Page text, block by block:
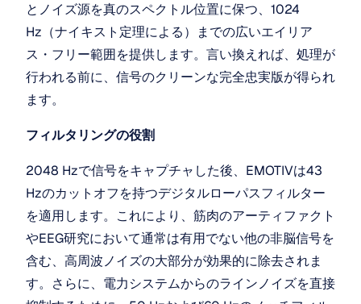
とノイズ源を真のスペクトル位置に保つ、1024
Hz（ナイキスト定理による）までの広いエイリア
ス・フリー範囲を提供します。言い換えれば、処理が
行われる前に、信号のクリーンな完全忠実版が得られ
ます。
フィルタリングの役割
2048 Hzで信号をキャプチャした後、EMOTIVは43
Hzのカットオフを持つデジタルローパスフィルター
を適用します。これにより、筋肉のアーティファクト
やEEG研究において通常は有用でない他の非脳信号を
含む、高周波ノイズの大部分が効果的に除去されま
す。さらに、電力システムからのラインノイズを直接